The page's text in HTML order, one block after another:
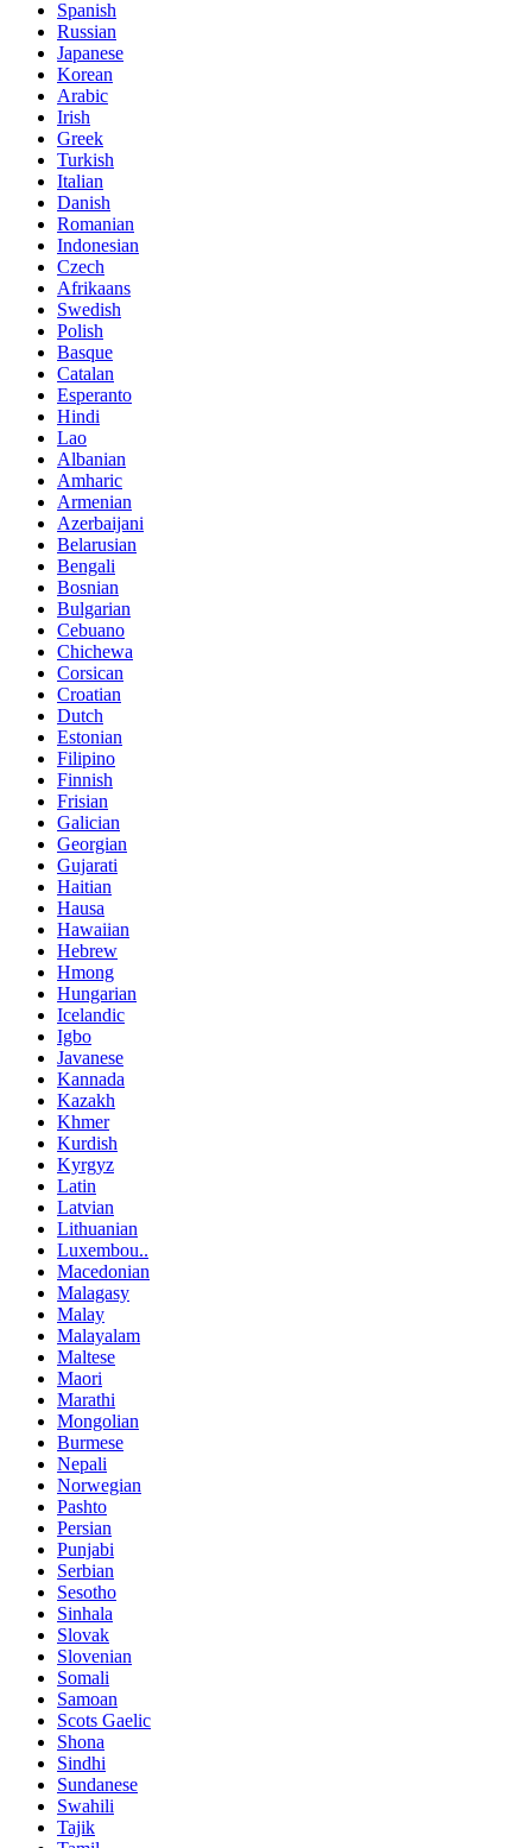
Spanish
Russian
Japanese
Korean
Arabic
Irish
Greek
Turkish
Italian
Danish
Romanian
Indonesian
Czech
Afrikaans
Swedish
Polish
Basque
Catalan
Esperanto
Hindi
Lao
Albanian
Amharic
Armenian
Azerbaijani
Belarusian
Bengali
Bosnian
Bulgarian
Cebuano
Chichewa
Corsican
Croatian
Dutch
Estonian
Filipino
Finnish
Frisian
Galician
Georgian
Gujarati
Haitian
Hausa
Hawaiian
Hebrew
Hmong
Hungarian
Icelandic
Igbo
Javanese
Kannada
Kazakh
Khmer
Kurdish
Kyrgyz
Latin
Latvian
Lithuanian
Luxembou..
Macedonian
Malagasy
Malay
Malayalam
Maltese
Maori
Marathi
Mongolian
Burmese
Nepali
Norwegian
Pashto
Persian
Punjabi
Serbian
Sesotho
Sinhala
Slovak
Slovenian
Somali
Samoan
Scots Gaelic
Shona
Sindhi
Sundanese
Swahili
Tajik